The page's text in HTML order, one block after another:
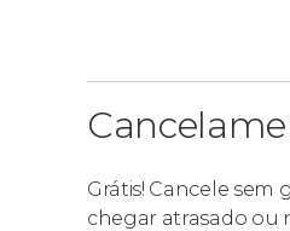
Grátis! Cancele sem
chegar atrasado ou